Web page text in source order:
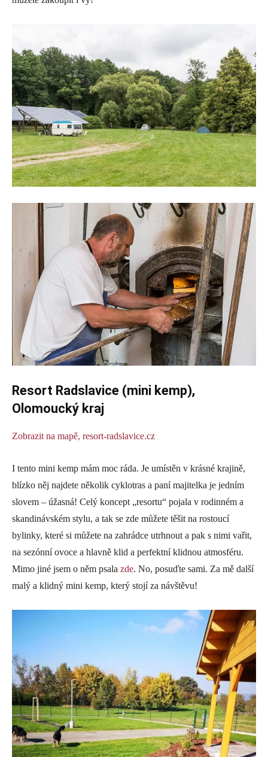
Resort Radslavice (mini kemp),
Olomoucký kraj
Zobrazit na mapě, resort-radslavice.cz
I tento mini kemp mám moc ráda. Je umístěn v krásné krajině,
blízko něj najdete několik cyklotras a paní majitelka je jedním
slovem – úžasná! Celý koncept „resortu“ pojala v rodinném a
skandinávském stylu, a tak se zde můžete těšit na rostoucí
bylinky, které si můžete na zahrádce utrhnout a pak s nimi vařit,
na sezónní ovoce a hlavně klid a perfektní klidnou atmosféru.
Mimo jiné jsem o něm psala zde. No, posuďte sami. Za mě další
malý a klidný mini kemp, který stojí za návštěvu!